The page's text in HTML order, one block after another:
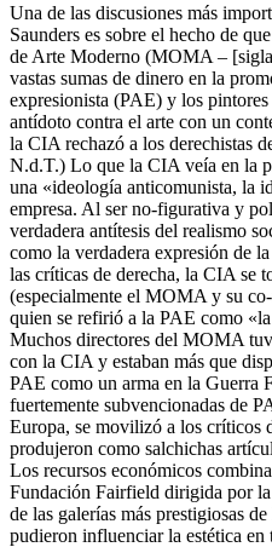
Una de las discusiones más
Saunders es sobre el hecho de
de Arte Moderno (MOMA –
vastas sumas de dinero en la
expresionista (PAE) y los
antídoto contra el arte con un
la CIA rechazó a los derechistas
N.d.T.) Lo que la CIA veía en la
una «ideología anticomunista, la
empresa. Al ser no-figurativa y
verdadera antítesis del realismo
como la verdadera expresión de
las críticas de derecha, la CIA se
(especialmente el MOMA y su
quien se refirió a la PAE como
Muchos directores del MOMA
con la CIA y estaban más que
PAE como un arma en la Guerra
fuertemente subvencionadas de
Europa, se movilizó a los críticos
produjeron como salchichas
Los recursos económicos
Fundación Fairfield dirigida por
de las galerías más prestigiosas
pudieron influenciar la estética en